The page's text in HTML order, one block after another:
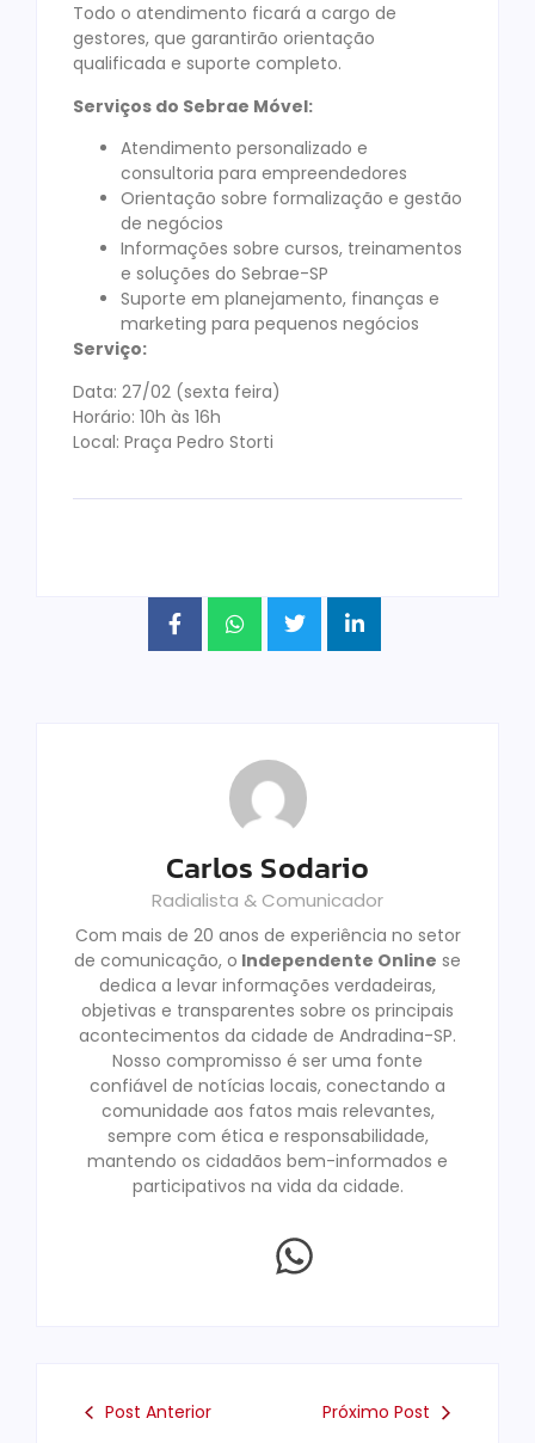
Todo o atendimento ficará a cargo de
gestores, que garantirão orientação
qualificada e suporte completo.
Serviços do Sebrae Móvel:
Atendimento personalizado e
consultoria para empreendedores
Orientação sobre formalização e gestão
de negócios
Informações sobre cursos, treinamentos
e soluções do Sebrae-SP
Suporte em planejamento, finanças e
marketing para pequenos negócios
Serviço:
Data: 27/02 (sexta feira)
Horário: 10h às 16h
Local: Praça Pedro Storti
Carlos Sodario
Radialista & Comunicador
Com mais de 20 anos de experiência no setor
de comunicação, o Independente Online se
dedica a levar informações verdadeiras,
objetivas e transparentes sobre os principais
acontecimentos da cidade de Andradina-SP.
Nosso compromisso é ser uma fonte
confiável de notícias locais, conectando a
comunidade aos fatos mais relevantes,
sempre com ética e responsabilidade,
mantendo os cidadãos bem-informados e
participativos na vida da cidade.
Post Anterior Próximo Post